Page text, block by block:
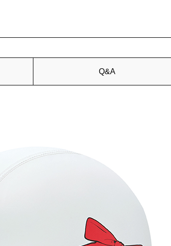
Q&A